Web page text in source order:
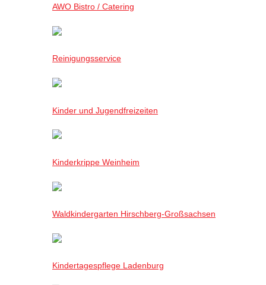
AWO Bistro / Catering
Reinigungsservice
Kinder und Jugendfreizeiten
Kinderkrippe Weinheim
Waldkindergarten Hirschberg-Großsachsen
Kindertagespflege Ladenburg